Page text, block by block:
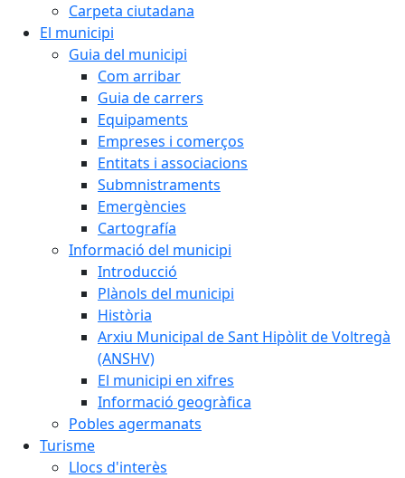
Carpeta ciutadana
El municipi
Guia del municipi
Com arribar
Guia de carrers
Equipaments
Empreses i comerços
Entitats i associacions
Submnistraments
Emergències
Cartografía
Informació del municipi
Introducció
Plànols del municipi
Història
Arxiu Municipal de Sant Hipòlit de Voltregà
(ANSHV)
El municipi en xifres
Informació geogràfica
Pobles agermanats
Turisme
Llocs d'interès